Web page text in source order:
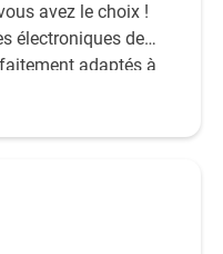
avez le choix !
électroniques de
adaptés à